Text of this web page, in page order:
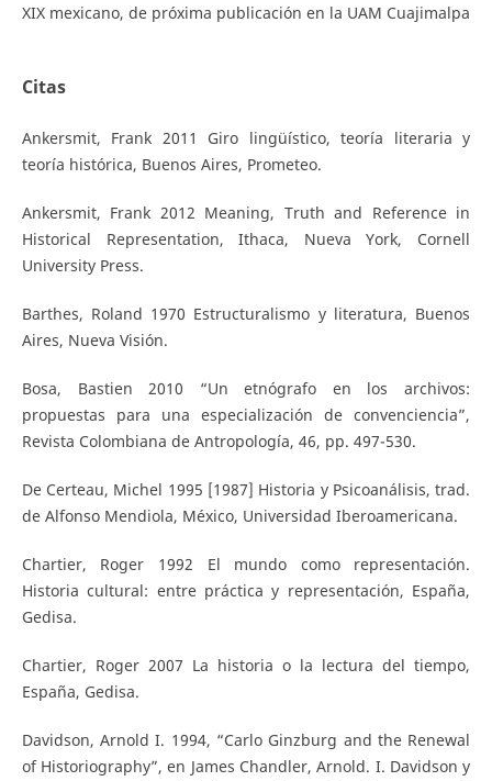
XIX mexicano, de próxima publicación en la UAM Cuajimalpa
Citas
Ankersmit, Frank 2011 Giro lingüístico, teoría literaria y
teoría histórica, Buenos Aires, Prometeo.
Ankersmit, Frank 2012 Meaning, Truth and Reference in
Historical Representation, Ithaca, Nueva York, Cornell
University Press.
Barthes, Roland 1970 Estructuralismo y literatura, Buenos
Aires, Nueva Visión.
Bosa, Bastien 2010 “Un etnógrafo en los archivos:
propuestas para una especialización de convenciencia”,
Revista Colombiana de Antropología, 46, pp. 497-530.
De Certeau, Michel 1995 [1987] Historia y Psicoanálisis, trad.
de Alfonso Mendiola, México, Universidad Iberoamericana.
Chartier, Roger 1992 El mundo como representación.
Historia cultural: entre práctica y representación, España,
Gedisa.
Chartier, Roger 2007 La historia o la lectura del tiempo,
España, Gedisa.
Davidson, Arnold I. 1994, “Carlo Ginzburg and the Renewal
of Historiography”, en James Chandler, Arnold. I. Davidson y